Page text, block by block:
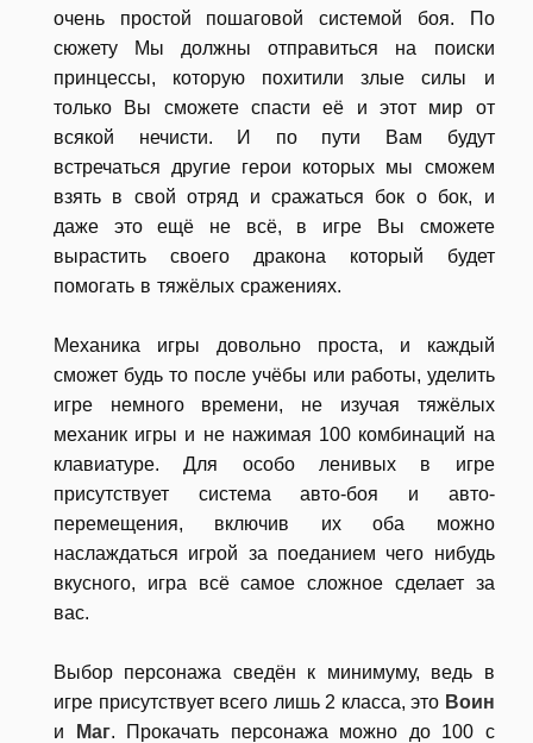
очень простой пошаговой системой боя. По
сюжету Мы должны отправиться на поиски
принцессы, которую похитили злые силы и
только Вы сможете спасти её и этот мир от
всякой нечисти. И по пути Вам будут
встречаться другие герои которых мы сможем
взять в свой отряд и сражаться бок о бок, и
даже это ещё не всё, в игре Вы сможете
вырастить своего дракона который будет
помогать в тяжёлых сражениях.
Механика игры довольно проста, и каждый
сможет будь то после учёбы или работы, уделить
игре немного времени, не изучая тяжёлых
механик игры и не нажимая 100 комбинаций на
клавиатуре. Для особо ленивых в игре
присутствует система авто-боя и авто-
перемещения, включив их оба можно
наслаждаться игрой за поеданием чего нибудь
вкусного, игра всё самое сложное сделает за
вас.
Выбор персонажа сведён к минимуму, ведь в
игре присутствует всего лишь 2 класса, это Воин
и
Маг. Прокачать персонажа можно до 100 с